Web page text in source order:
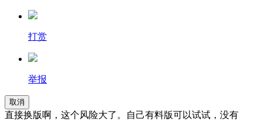
打赏
举报
取消
直接换版啊，这个风险大了。自己有料版可以试试，没有